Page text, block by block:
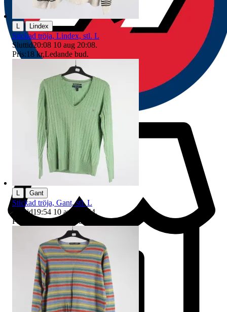
| Lindex
Stickad tröja, Lindex, stl. L
Sluttid20:08 10 aug 20:08.
Pris:18 kr,Ledande bud.
Gant
Stickad tröja, Gant, stl. L
Sluttid19:54 10 aug 19:54.
Pris:
32 kr,Ledande bud